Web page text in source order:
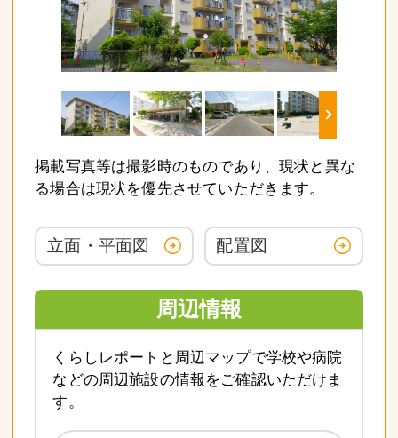
掲載写真等は撮影時のものであり、現状と異な
る場合は現状を優先させていただきます。
立面・平面図 配置図
周辺情報
くらしレポートと周辺マップで学校や病院
などの周辺施設の情報をご確認いただけま
す。